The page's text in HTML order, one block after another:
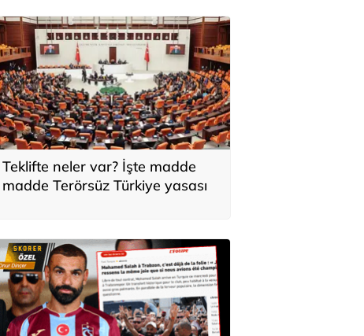
Teklifte neler var? İşte madde
madde Terörsüz Türkiye yasası